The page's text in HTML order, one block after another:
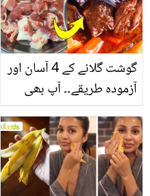
گوشت گلانے کے 4 آسان اور
آزمودہ طریقے۔۔ آپ بھی
بتائے راز